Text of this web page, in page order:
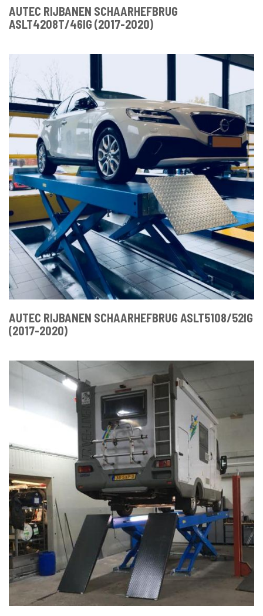
AUTEC RIJBANEN SCHAARHEFBRUG
ASLT4208T/46IG (2017-2020)
AUTEC RIJBANEN SCHAARHEFBRUG ASLT5108/52IG
(2017-2020)